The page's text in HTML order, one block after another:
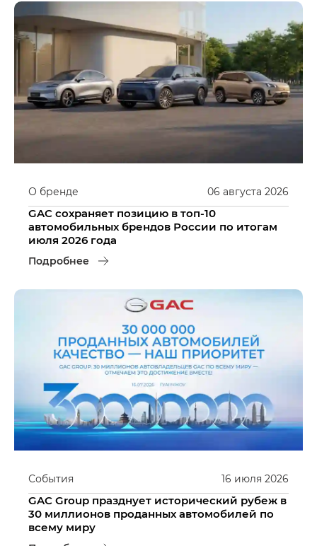
06 августа 2026
О бренде
GAC сохраняет позицию в топ-10
автомобильных брендов России по итогам
июля 2026 года
Подробнее
16 июля 2026
События
GAC Group празднует исторический рубеж в
30 миллионов проданных автомобилей по
всему миру